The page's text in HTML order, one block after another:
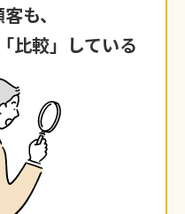
も、
比較」している
比較」している
を探すのも、BtoB
はスマートフォンや
を比較検討するのが
比較の土俵（＝検索
いとしたら、どうな